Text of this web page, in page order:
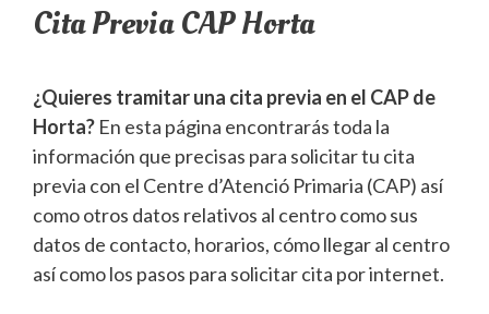
Cita Previa CAP Horta
¿Quieres tramitar una cita previa en el CAP de
Horta? En esta página encontrarás toda la
información que precisas para solicitar tu cita
previa con el Centre d’Atenció Primaria (CAP) así
como otros datos relativos al centro como sus
datos de contacto, horarios, cómo llegar al centro
así como los pasos para solicitar cita por internet.